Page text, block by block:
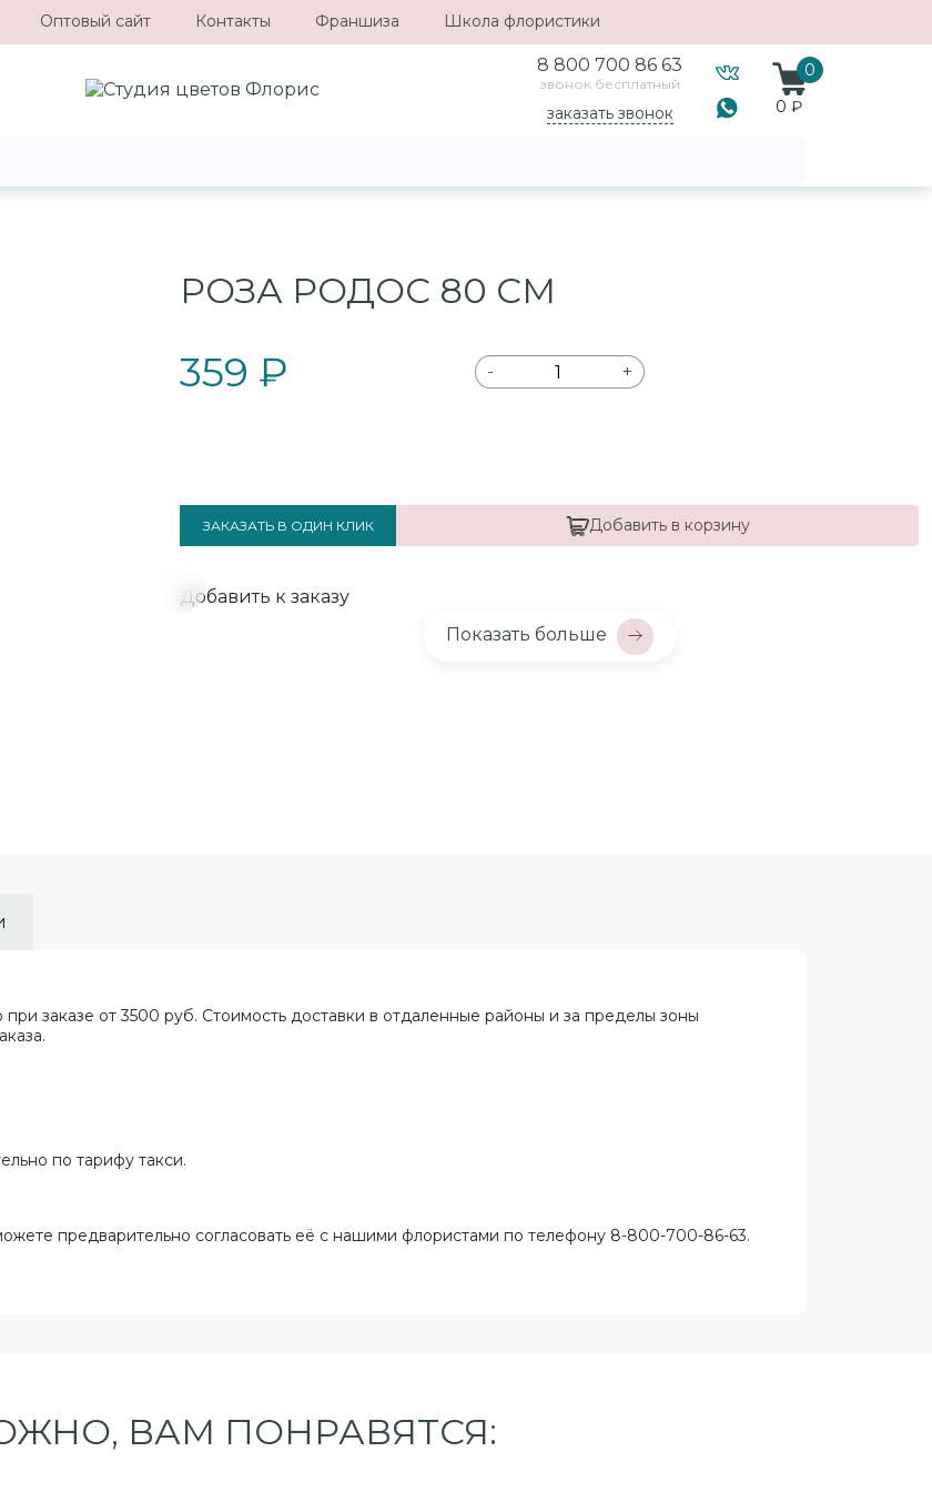
Оптовый сайт Контакты Франшиза Школа флористики
8 800 700 86 63
звонок бесплатный
заказать звонок
0
0 ₽
РОЗА РОДОС 80 СМ
359 ₽ - +
ЗАКАЗАТЬ В ОДИН КЛИК Добавить в корзину
Добавить к заказу
Показать больше
заказе от 3500 руб. Стоимость доставки в отдаленные районы и за пределы зоны
по тарифу такси.
предварительно согласовать её с нашими флористами по телефону 8-800-700-86-63.
ВАМ ПОНРАВЯТСЯ: